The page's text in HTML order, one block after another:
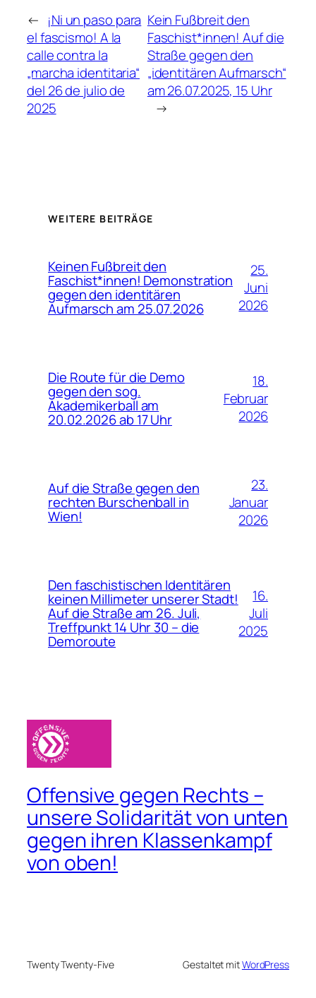
← ¡Ni un paso para
el fascismo! A la
calle contra la
„marcha identitaria“
del 26 de julio de
2025
Kein Fußbreit den
Faschist*innen! Auf die
Straße gegen den
„identitären Aufmarsch“
am 26.07.2025, 15 Uhr
→
WEITERE BEITRÄGE
Keinen Fußbreit den
Faschist*innen! Demonstration
gegen den identitären
Aufmarsch am 25.07.2026
25.
Juni
2026
Die Route für die Demo
gegen den sog.
Akademikerball am
20.02.2026 ab 17 Uhr
18.
Februar
2026
Auf die Straße gegen den
rechten Burschenball in
Wien!
23.
Januar
2026
Den faschistischen Identitären
keinen Millimeter unserer Stadt!
Auf die Straße am 26. Juli,
Treffpunkt 14 Uhr 30 – die
Demoroute
16.
Juli
2025
Offensive gegen Rechts –
unsere Solidarität von unten
gegen ihren Klassenkampf
von oben!
Twenty Twenty-Five Gestaltet mitWordPress